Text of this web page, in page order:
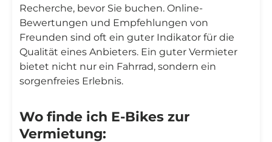
Recherche, bevor Sie buchen. Online-
Bewertungen und Empfehlungen von
Freunden sind oft ein guter Indikator für die
Qualität eines Anbieters. Ein guter Vermieter
bietet nicht nur ein Fahrrad, sondern ein
sorgenfreies Erlebnis.
Wo finde ich E-Bikes zur
Vermietung: